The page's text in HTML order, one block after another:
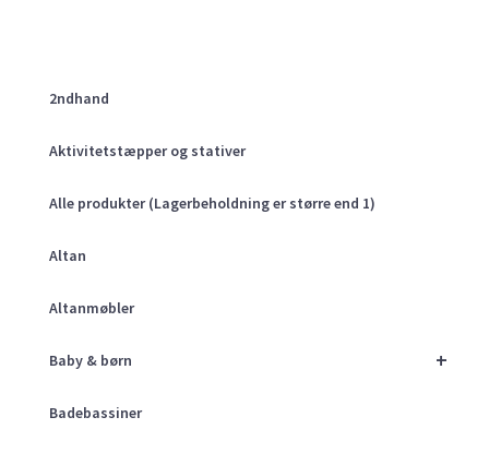
2ndhand
Aktivitetstæpper og stativer
Alle produkter (Lagerbeholdning er større end 1)
Altan
Altanmøbler
+
Baby & børn
Badebassiner